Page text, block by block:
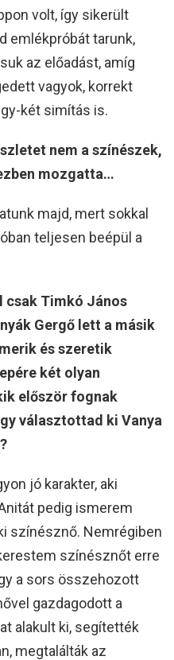
volt, így sikerült
emlékpróbát tarunk,
az előadást, amíg
vagyok, korrekt
két simítás is.
nem a színészek,
mozgatta…
majd, mert sokkal
teljesen beépül a
csak Timkó János
Gergő lett a másik
és szeretik
két olyan
először fognak
választottad ki Vanya
?
jó karakter, aki
pedig ismerem
színésznő. Nemrégiben
színésznőt erre
a sors összehozott
gazdagodott a
alakult ki, segítették
megtalálták az